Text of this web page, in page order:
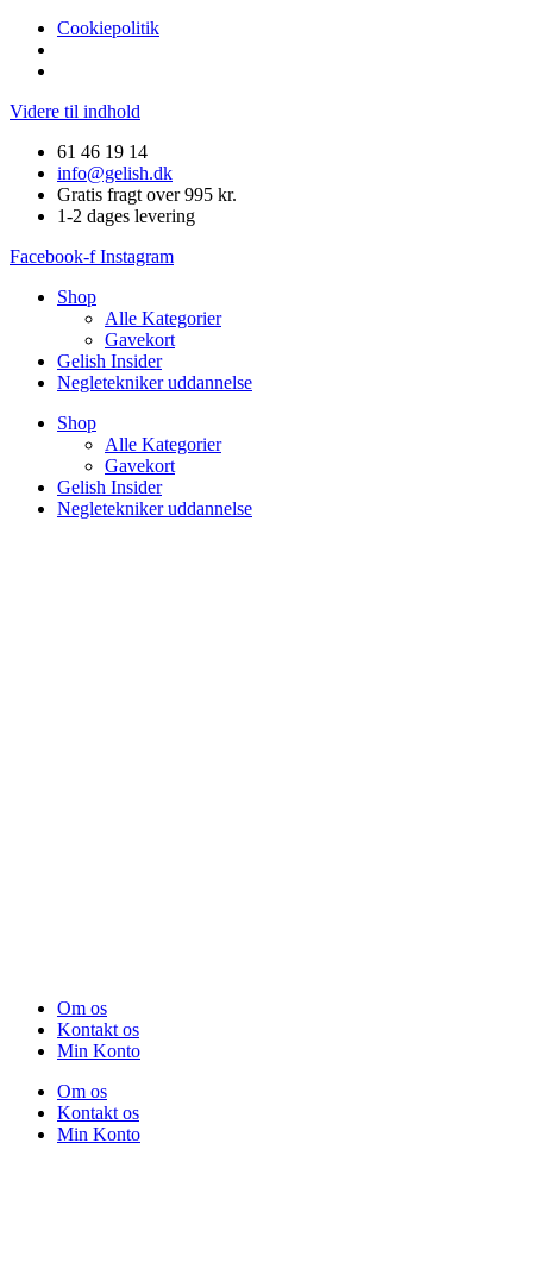
Cookiepolitik
Videre til indhold
61 46 19 14
info@gelish.dk
Gratis fragt over 995 kr.
1-2 dages levering
Facebook-f Instagram
Shop
Alle Kategorier
Gavekort
Gelish Insider
Negletekniker uddannelse
Shop
Alle Kategorier
Gavekort
Gelish Insider
Negletekniker uddannelse
Om os
Kontakt os
Min Konto
Om os
Kontakt os
Min Konto